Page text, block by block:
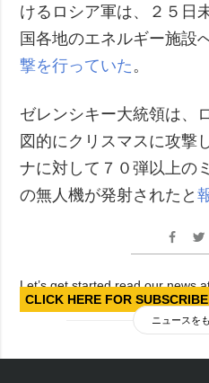
けるロシア軍は、２５日
国各地のエネルギー施設
撃を行っていた 。
ゼレンシキー大統領は、
図的にクリスマスに攻撃
ナに対して７０弾以上の
の無人機が発射されたと
Let’s get started read our news
CLICK HERE FOR SUBSCRIBE
ニュースを